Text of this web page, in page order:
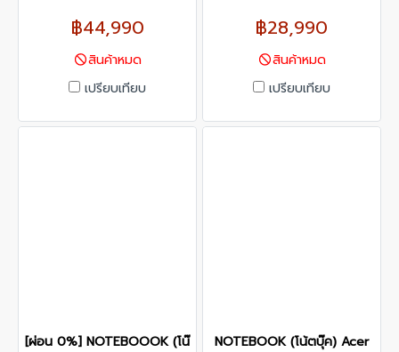
฿44,990
สินค้าหมด
เปรียบเทียบ
฿28,990
สินค้าหมด
เปรียบเทียบ
[ผ่อน 0%] NOTEBOOOK (โน๊
NOTEBOOK (โน้ตบุ๊ค) Acer